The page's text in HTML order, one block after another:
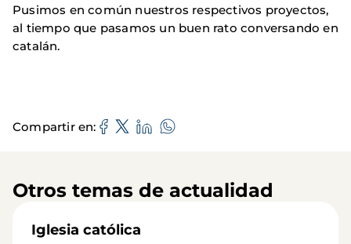
Pusimos en común nuestros respectivos proyectos,
al tiempo que pasamos un buen rato conversando en
catalán.
Compartir en
Otros temas de actualidad
Iglesia católica